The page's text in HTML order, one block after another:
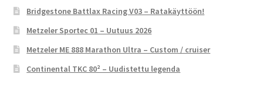
Bridgestone Battlax Racing V03 – Ratakäyttöön!
Metzeler Sportec 01 – Uutuus 2026
Metzeler ME 888 Marathon Ultra – Custom / cruiser
Continental TKC 80² – Uudistettu legenda